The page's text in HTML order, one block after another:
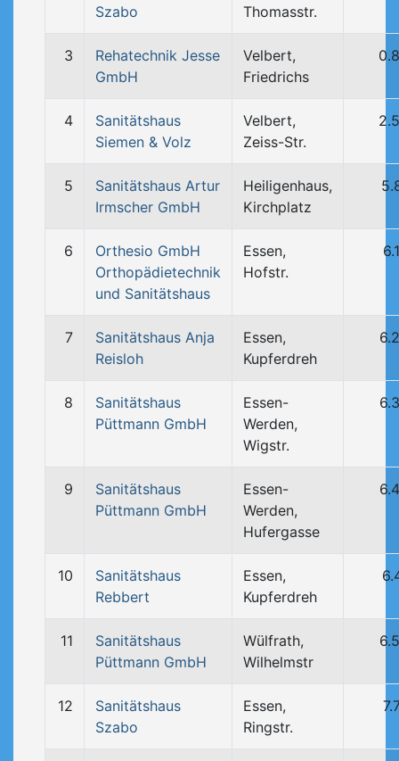
Szabo
Thomasstr.
3
Rehatechnik Jesse
GmbH
Velbert,
Friedrichs
4
Sanitätshaus
Siemen & Volz
Velbert,
Zeiss-Str.
5
Sanitätshaus Artur
Irmscher GmbH
Heiligenhaus,
Kirchplatz
6
Orthesio GmbH
Orthopädietechnik
und Sanitätshaus
Essen,
Hofstr.
7
Sanitätshaus Anja
Reisloh
Essen,
Kupferdreh
8
Sanitätshaus
Püttmann GmbH
Essen-
Werden,
Wigstr.
9
Sanitätshaus
Püttmann GmbH
Essen-
Werden,
Hufergasse
10
Sanitätshaus
Rebbert
Essen,
Kupferdreh
11
Sanitätshaus
Püttmann GmbH
Wülfrath,
Wilhelmstr
12
Sanitätshaus
Szabo
Essen,
Ringstr.